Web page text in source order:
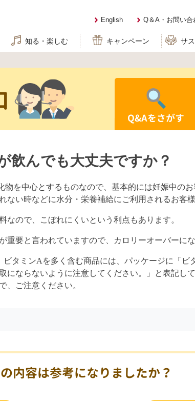
English Q＆A・お問い合
知る・楽しむ キャンペーン サ
Q&Aをさがす
飲んでも大丈夫ですか？
物を中心とするものなので、基本的には妊娠中の
ない時などに水分・栄養補給にご利用されるお客
なので、こぼれにくいという利点もあります。
重要と言われていますので、カロリーオーバーに
タミンAを多く含む商品には、パッケージに「ビ
にならないように注意してください。」と表記し
、ご注意ください。
内容は参考になりましたか？